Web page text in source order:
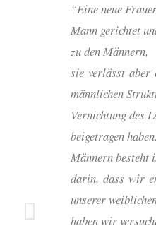
“Eine neue
Mann gerichtet
zu den Männern,
sie verlässt aber
männlichen
Vernichtung des
beigetragen
Männern besteht
darin, dass wir
unserer
haben wir